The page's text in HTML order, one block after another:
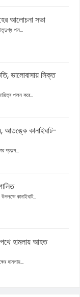
আলোচনা সভা
পান...
ভালোবাসায় সিক্ত
পালন করে...
আতঙ্কে কানাইঘাট-
প্রকল্প...
কানাইঘাট...
পথে হামলায় আহত
হামলায়...